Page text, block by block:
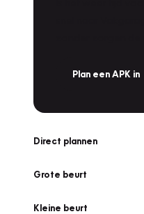
Plan een APK in
Direct plannen
Grote beurt
Kleine beurt